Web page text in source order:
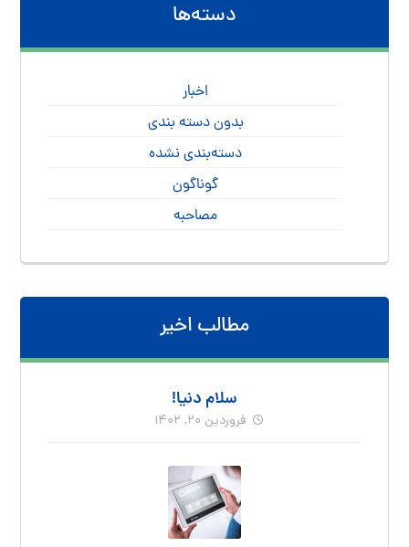
دسته‌ها
اخبار
بدون دسته بندی
دسته‌بندی نشده
گوناگون
مصاحبه
مطالب اخیر
سلام دنیا!
فروردین ۲۰, ۱۴۰۲